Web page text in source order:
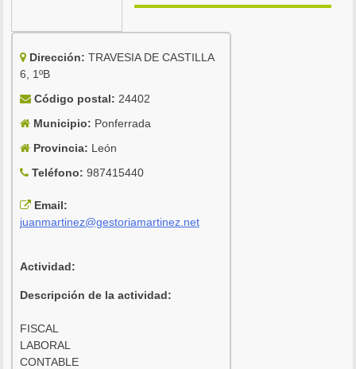
Dirección: TRAVESIA DE CASTILLA
6, 1ºB
Código postal: 24402
Municipio: Ponferrada
Provincia: León
Teléfono: 987415440
Email:
juanmartinez@gestoriamartinez.net
Actividad:
Descripción de la actividad:
FISCAL
LABORAL
CONTABLE